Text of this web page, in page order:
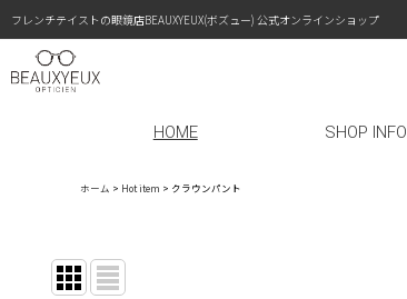
フレンチテイストの眼鏡店BEAUXYEUX(ボズュー) 公式オンラインショップ
HOME SHOP INFO
ホーム > Hot item > クラウンパント